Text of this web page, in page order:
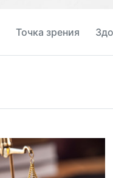
Точка зрения